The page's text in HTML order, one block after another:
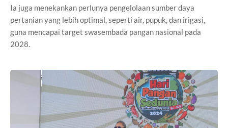
Ia juga menekankan perlunya pengelolaan sumber daya
pertanian yang lebih optimal, seperti air, pupuk, dan irigasi,
guna mencapai target swasembada pangan nasional pada
2028.